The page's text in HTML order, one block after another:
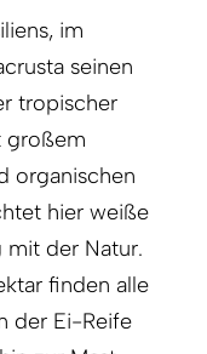
im
seinen
tropischer
gro­ßem
organischen
hier weiße
mit der Natur.
finden alle
der Ei-Reife